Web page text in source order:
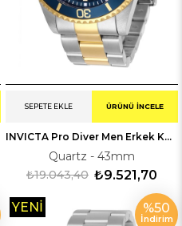
INVICTA Pro Diver Men Erkek Kol Saati 330021
Quartz - 43mm
₺9.521,70
₺19.043,40
SEPETE EKLE ÜRÜNÜ İNCELE
%50
İndirim
YENI